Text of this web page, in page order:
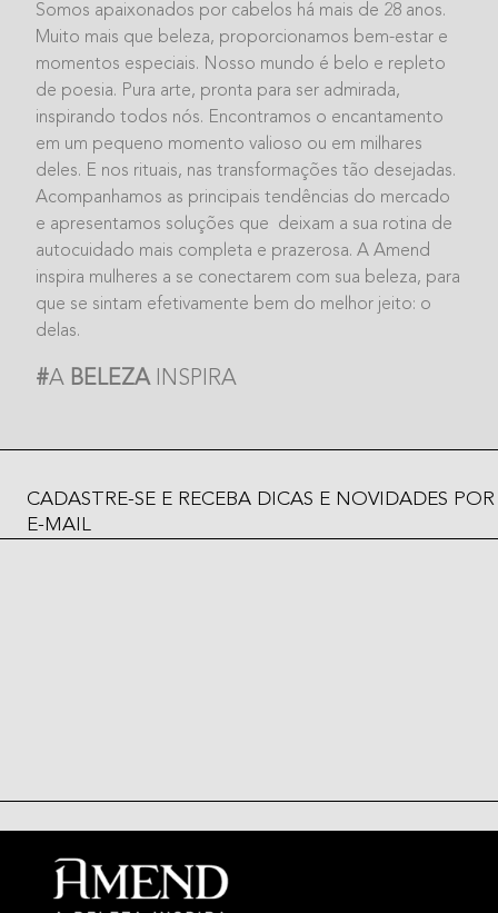
Somos apaixonados por cabelos há mais de 28 anos.
Muito mais que beleza, proporcionamos bem-estar e
momentos especiais. Nosso mundo é belo e repleto
de poesia. Pura arte, pronta para ser admirada,
inspirando todos nós. Encontramos o encantamento
em um pequeno momento valioso ou em milhares
deles. E nos rituais, nas transformações tão desejadas.
Acompanhamos as principais tendências do mercado
e apresentamos soluções que
deixam a sua rotina de
autocuidado mais completa e prazerosa. A Amend
inspira mulheres a se conectarem com sua beleza, para
que se sintam efetivamente bem do melhor jeito: o
delas.
#A BELEZA INSPIRA
CADASTRE-SE E RECEBA DICAS E NOVIDADES POR
E-MAIL